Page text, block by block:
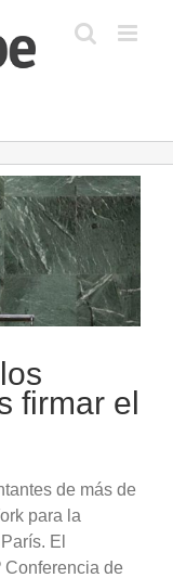
firmar el
de más de
para la
El
Conferencia de